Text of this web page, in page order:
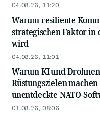
04.08.26, 11:20
Warum resiliente
strategischen Faktor
wird
04.08.26, 11:01
Warum KI und
Rüstungszielen
unentdeckte NATO-
schützt
01.08.26, 08:06